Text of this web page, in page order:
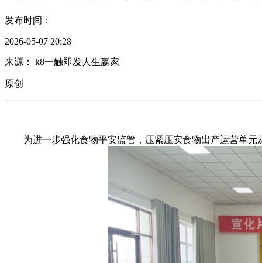
发布时间：
2026-05-07 20:28
来源： k8一触即发人生赢家
原创
为进一步强化食物平安监管，压紧压实食物出产运营单元